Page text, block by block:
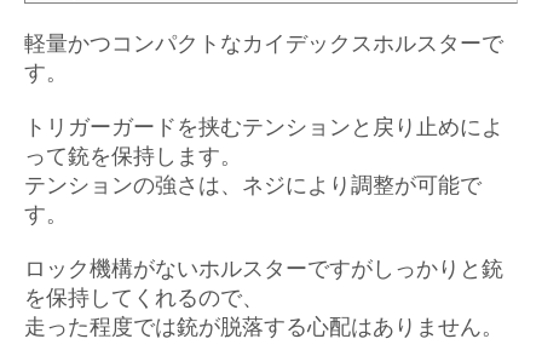
軽量かつコンパクトなカイデックスホルスターで
す。
トリガーガードを挟むテンションと戻り止めによ
って銃を保持します。
テンションの強さは、ネジにより調整が可能で
す。
ロック機構がないホルスターですがしっかりと銃
を保持してくれるので、
走った程度では銃が脱落する心配はありません。